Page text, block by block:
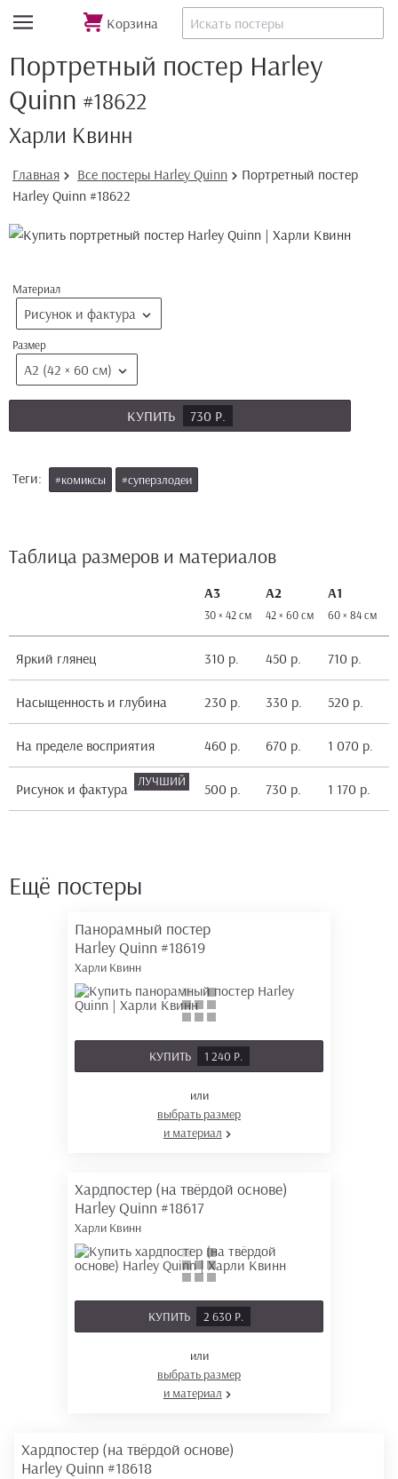
Корзина
Портретный постер Harley
Quinn #18622
Харли Квинн
Главная Все постеры Harley Quinn
Портретный постер
Harley Quinn #18622
Материал
Рисунок и фактура
Размер
А2 (42 × 60 см)
КУПИТЬ 730 Р.
Теги: #комиксы #суперзлодеи
Таблица размеров и материалов
А3
30 × 42 см
А2
42 × 60 см
А1
60 × 84 см
Яркий глянец 310 р. 450 р. 710 р.
Насыщенность и глубина 230 р. 330 р. 520 р.
На пределе восприятия 460 р. 670 р. 1 070 р.
Рисунок и фактура 500 р. 730 р. 1 170 р.
Ещё постеры
Панорамный постер
Harley Quinn #18619
Харли Квинн
КУПИТЬ 1 240 Р.
или
выбрать размер
и материал
Хардпостер (на твёрдой основе)
Harley Quinn #18617
Харли Квинн
КУПИТЬ 2 630 Р.
или
выбрать размер
и материал
Хардпостер (на твёрдой основе)
Harley Quinn #18618